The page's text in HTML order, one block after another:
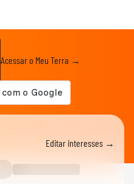
Acessar o Meu Terra →
Editar interesses →